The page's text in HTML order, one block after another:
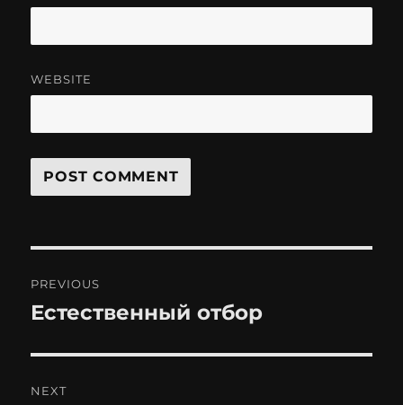
WEBSITE
navigation
PREVIOUS
Previous
Естественный отбор
NEXT